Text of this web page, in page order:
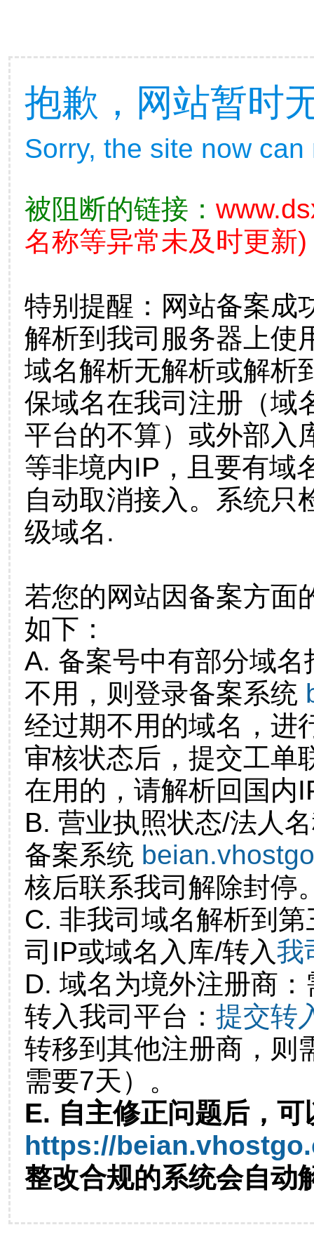
抱歉，网站暂时
Sorry, the site now
被阻断的链接：
名称等异常未及时更新)
特别提醒：网站备案成
解析到我司服务器上使
域名解析无解析或解析
保域名在我司注册（域
平台的不算）或外部入
等非境内IP，且要有域
自动取消接入。系统只
级域名.
若您的网站因备案方面
如下：
A. 备案号中有部分域
不用，则登录备案系统
经过期不用的域名，进
审核状态后，提交工单
在用的，请解析回国内
B. 营业执照状态/法人
备案系统
核后联系我司解除封停
C. 非我司域名解析到
司IP或域名入库/转入我
D. 域名为境外注册商
转入我司平台： 提交转
转移到其他注册商，则
需要7天）。
E. 自主修正问题后，可
https://
整改合规的系统会自动